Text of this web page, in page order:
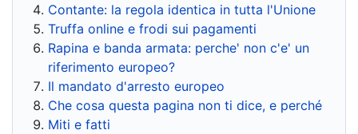
Contante: la regola identica in tutta l'Unione
Truffa online e frodi sui pagamenti
Rapina e banda armata: perche' non c'e' un
riferimento europeo?
Il mandato d'arresto europeo
Che cosa questa pagina non ti dice, e perché
Miti e fatti